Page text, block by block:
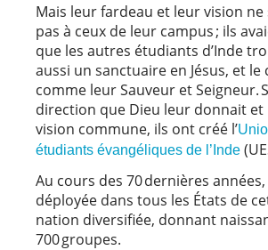
Mais leur fardeau et leur vision
pas à ceux de leur campus ; ils
que les autres étudiants d’Inde
aussi un sanctuaire en Jésus, et
comme leur Sauveur et Seigneur.
direction que Dieu leur donnait
vision commune, ils ont créé l’
étudiants évangéliques de l’Inde
Au cours des 70 dernières années,
déployée dans tous les États de
nation diversifiée, donnant
700 groupes.